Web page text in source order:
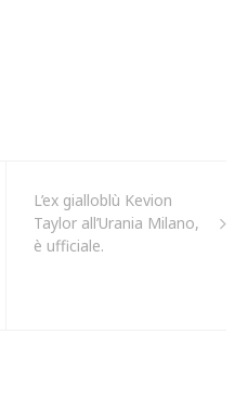
L’ex gialloblù Kevion
Taylor all’Urania Milano,
è ufficiale.